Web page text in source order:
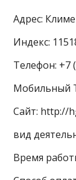
Адрес:
Индекс:
Телефон: +7
Мобильный
Сайт: http://
вид
Время